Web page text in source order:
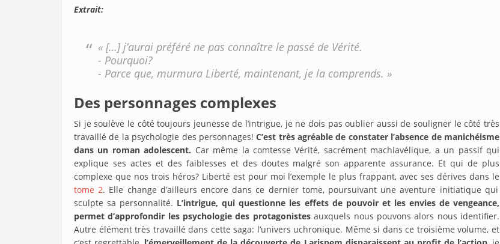
Extrait:
« […] j’aurai préféré ne pas connaître le passé de Vérité.
- Pourquoi?
- Parce que, murmura Liberté, maintenant, je la comprends. »
Des personnages complexes
Si je soulève le côté toujours jeunesse de l’intrigue, je ne dois pas oublier aussi de souligner le côté très
travaillé de la psychologie des personnages! C’est très agréable de constater l’absence de manichéisme
dans un roman adolescent. Car même la comtesse Vérité, sacrément machiavélique, a un passif qui
explique ses actes et des faiblesses et des doutes malgré son apparente assurance. Et qui de plus
complexe que nos trois héros? Liberté est pour moi l’exemple le plus frappant, avec ses dérives dans le
tome 2. Elle change d’ailleurs encore dans ce dernier tome, poursuivant une aventure initiatique qui
sculpte sa personnalité. L’intrigue, qui questionne les effets de pouvoir et les envies de vengeance,
permet d’approfondir les psychologie des protagonistesauxquels nous pouvons alors nous identifier.
Autre élément très travaillé dans cette saga: l’univers uchronique. Même si dans ce troisième volume, et